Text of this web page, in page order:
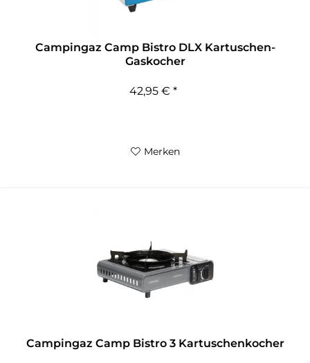
Campingaz Camp Bistro DLX Kartuschen-
Gaskocher
42,95 € *
Merken
Campingaz Camp Bistro 3 Kartuschenkocher